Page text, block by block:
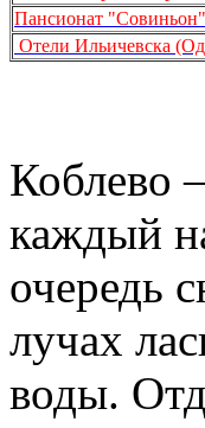
Пансионат "Совиньон"
Отели Ильичевска
Коблево
каждый
очередь
лучах
воды.